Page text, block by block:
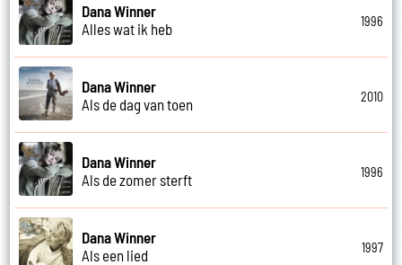
Dana Winner
Alles wat ik heb
1996
Dana Winner
Als de dag van toen
2010
Dana Winner
Als de zomer sterft
1996
Dana Winner
Als een lied
1997